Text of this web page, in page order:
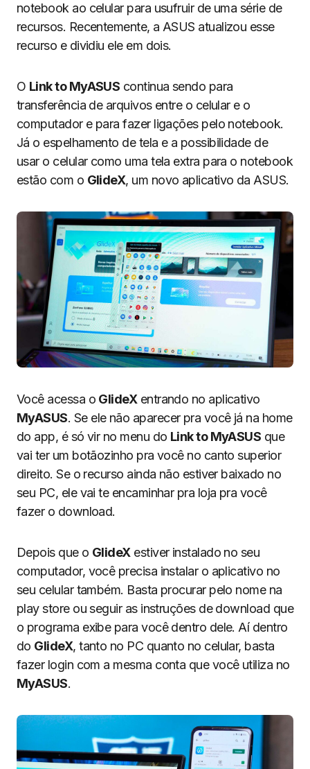
notebook ao celular para usufruir de uma série de
recursos. Recentemente, a ASUS atualizou esse
recurso e dividiu ele em dois.
O Link to MyASUS continua sendo para
transferência de arquivos entre o celular e o
computador e para fazer ligações pelo notebook.
Já o espelhamento de tela e a possibilidade de
usar o celular como uma tela extra para o notebook
estão com o GlideX, um novo aplicativo da ASUS.
Você acessa o GlideXentrando no aplicativo
MyASUS. Se ele não aparecer pra você já na home
do app, é só vir no menu do Link to MyASUS que
vai ter um botãozinho pra você no canto superior
direito. Se o recurso ainda não estiver baixado no
seu PC, ele vai te encaminhar pra loja pra você
fazer o download.
Depois que o GlideXestiver instalado no seu
computador, você precisa instalar o aplicativo no
seu celular também. Basta procurar pelo nome na
play store ou seguir as instruções de download que
o programa exibe para você dentro dele. Aí dentro
do GlideX, tanto no PC quanto no celular, basta
fazer login com a mesma conta que você utiliza no
MyASUS.